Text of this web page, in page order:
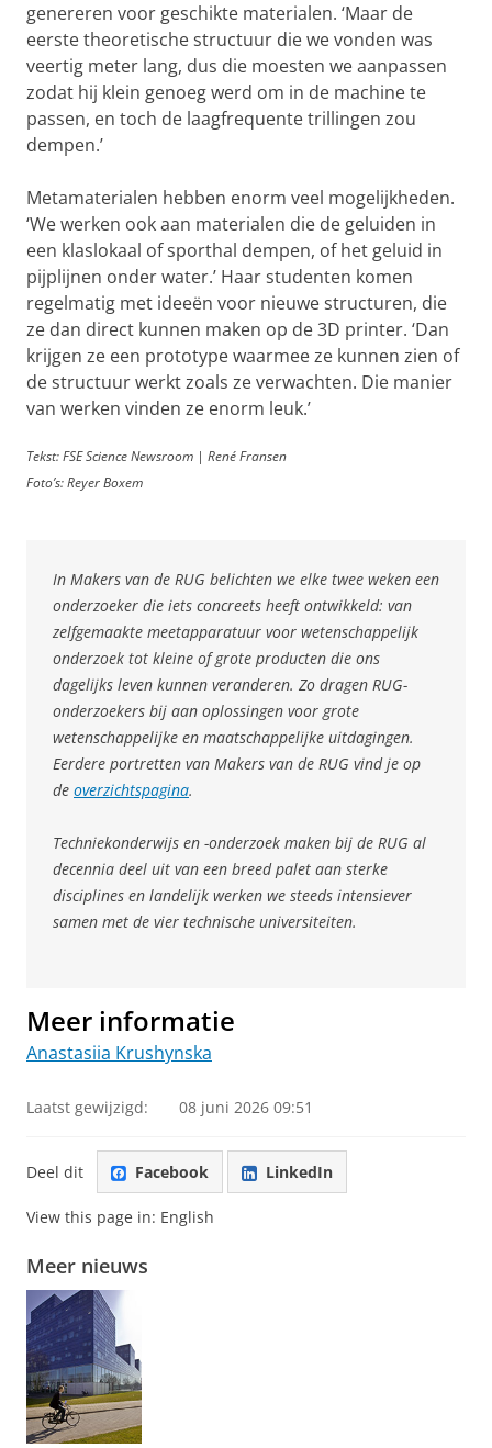
genereren voor geschikte materialen. ‘Maar de
eerste theoretische structuur die we vonden was
veertig meter lang, dus die moesten we aanpassen
zodat hij klein genoeg werd om in de machine te
passen, en toch de laagfrequente trillingen zou
dempen.’
Metamaterialen hebben enorm veel mogelijkheden.
‘We werken ook aan materialen die de geluiden in
een klaslokaal of sporthal dempen, of het geluid in
pijplijnen onder water.’ Haar studenten komen
regelmatig met ideeën voor nieuwe structuren, die
ze dan direct kunnen maken op de 3D printer. ‘Dan
krijgen ze een prototype waarmee ze kunnen zien of
de structuur werkt zoals ze verwachten. Die manier
van werken vinden ze enorm leuk.’
Tekst: FSE Science Newsroom | René Fransen
Foto’s: Reyer Boxem
In Makers van de RUG belichten we elke twee weken een
onderzoeker die iets concreets heeft ontwikkeld: van
zelfgemaakte meetapparatuur voor wetenschappelijk
onderzoek tot kleine of grote producten die ons
dagelijks leven kunnen veranderen. Zo dragen RUG-
onderzoekers bij aan oplossingen voor grote
wetenschappelijke en maatschappelijke uitdagingen.
Eerdere portretten van Makers van de RUG vind je op
de overzichtspagina.
Techniekonderwijs en -onderzoek maken bij de RUG al
decennia deel uit van een breed palet aan sterke
disciplines en landelijk werken we steeds intensiever
samen met de vier technische universiteiten.
Meer informatie
Anastasiia Krushynska
Laatst gewijzigd: 08 juni 2026 09:51
Deel dit Facebook LinkedIn
View this page in: English
Meer nieuws